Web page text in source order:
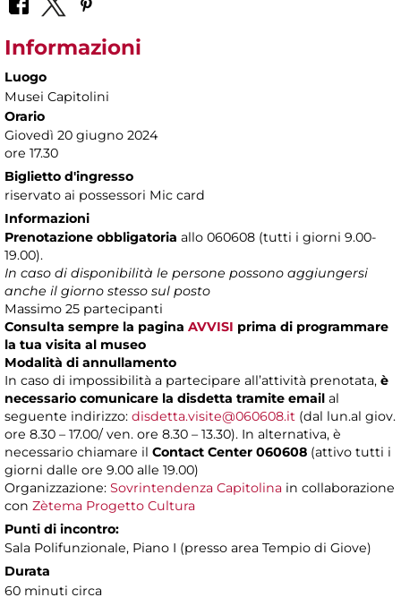
Informazioni
Luogo
Musei Capitolini
Orario
Giovedì 20 giugno 2024
ore 17.30
Biglietto d'ingresso
riservato ai possessori Mic card
Informazioni
Prenotazione obbligatoria allo 060608 (tutti i giorni 9.00-
19.00).
In caso di disponibilità le persone possono aggiungersi
anche il giorno stesso sul posto
Massimo 25 partecipanti
Consulta sempre la pagina AVVISI prima di programmare
la tua visita al museo
Modalità di annullamento
In caso di impossibilità a partecipare all’attività prenotata, è
necessario comunicare la disdetta tramite email al
seguente indirizzo: disdetta.visite@060608.it (dal lun.al giov.
ore 8.30 – 17.00/ ven. ore 8.30 – 13.30). In alternativa, è
necessario chiamare il Contact Center 060608 (attivo tutti i
giorni dalle ore 9.00 alle 19.00)
Organizzazione: Sovrintendenza Capitolina in collaborazione
con Zètema Progetto Cultura
Punti di incontro:
Sala Polifunzionale, Piano I (presso area Tempio di Giove)
Durata
60 minuti circa